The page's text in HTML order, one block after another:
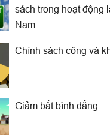
sách trong hoạt động
Nam
Chính sách công và
Giảm bất bình đẳng